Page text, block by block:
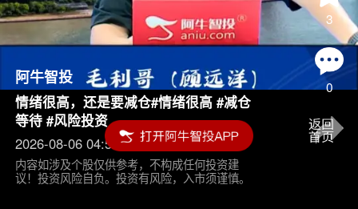
3
0
阿牛智投
情绪很高，还是要减仓#情绪很高 #减仓
等待 #风险投资
2026-08-06 04:55
内容如涉及个股仅供参考，不构成任何投资建
议！投资风险自负。投资有风险，入市须谨慎。